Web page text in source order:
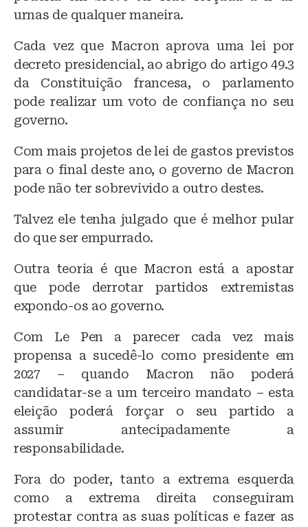
urnas de qualquer maneira.
Cada vez que Macron aprova uma lei por
decreto presidencial, ao abrigo do artigo 49.3
da Constituição francesa, o parlamento
pode realizar um voto de confiança no seu
governo.
Com mais projetos de lei de gastos previstos
para o final deste ano, o governo de Macron
pode não ter sobrevivido a outro destes.
Talvez ele tenha julgado que é melhor pular
do que ser empurrado.
Outra teoria é que Macron está a apostar
que pode derrotar partidos extremistas
expondo-os ao governo.
Com Le Pen a parecer cada vez mais
propensa a sucedê-lo como presidente em
2027 – quando Macron não poderá
candidatar-se a um terceiro mandato – esta
eleição poderá forçar o seu partido a
assumir antecipadamente a
responsabilidade.
Fora do poder, tanto a extrema esquerda
como a extrema direita conseguiram
protestar contra as suas políticas e fazer as